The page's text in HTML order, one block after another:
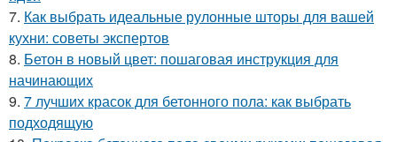
7. Как выбрать идеальные рулонные шторы для вашей
кухни: советы экспертов
8. Бетон в новый цвет: пошаговая инструкция для
начинающих
9. 7 лучших красок для бетонного пола: как выбрать
подходящую